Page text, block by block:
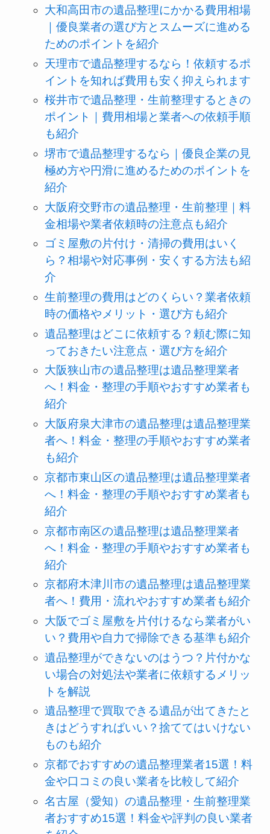
大和高田市の遺品整理にかかる費用相場
｜優良業者の選び方とスムーズに進める
ためのポイントを紹介
天理市で遺品整理するなら！依頼するポ
イントを知れば費用も安く抑えられます
桜井市で遺品整理・生前整理するときの
ポイント｜費用相場と業者への依頼手順
も紹介
堺市で遺品整理するなら｜優良企業の見
極め方や円滑に進めるためのポイントを
紹介
大阪府交野市の遺品整理・生前整理｜料
金相場や業者依頼時の注意点も紹介
ゴミ屋敷の片付け・清掃の費用はいく
ら？相場や対応事例・安くする方法も紹
介
生前整理の費用はどのくらい？業者依頼
時の価格やメリット・選び方も紹介
遺品整理はどこに依頼する？頼む際に知
っておきたい注意点・選び方を紹介
大阪狭山市の遺品整理は遺品整理業者
へ！料金・整理の手順やおすすめ業者も
紹介
大阪府泉大津市の遺品整理は遺品整理業
者へ！料金・整理の手順やおすすめ業者
も紹介
京都市東山区の遺品整理は遺品整理業者
へ！料金・整理の手順やおすすめ業者も
紹介
京都市南区の遺品整理は遺品整理業者
へ！料金・整理の手順やおすすめ業者も
紹介
京都府木津川市の遺品整理は遺品整理業
者へ！費用・流れやおすすめ業者も紹介
大阪でゴミ屋敷を片付けるなら業者がい
い？費用や自力で掃除できる基準も紹介
遺品整理ができないのはうつ？片付かな
い場合の対処法や業者に依頼するメリッ
トを解説
遺品整理で買取できる遺品が出てきたと
きはどうすればいい？捨ててはいけない
ものも紹介
京都でおすすめの遺品整理業者15選！料
金や口コミの良い業者を比較して紹介
名古屋（愛知）の遺品整理・生前整理業
者おすすめ15選！料金や評判の良い業者